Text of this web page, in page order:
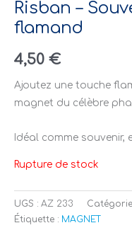
Risban –
flamand
4,50 €
Ajoutez une touche
magnet du célèbre
Idéal comme
Rupture de stock
UGS : AZ 233
Étiquette : MAGNET